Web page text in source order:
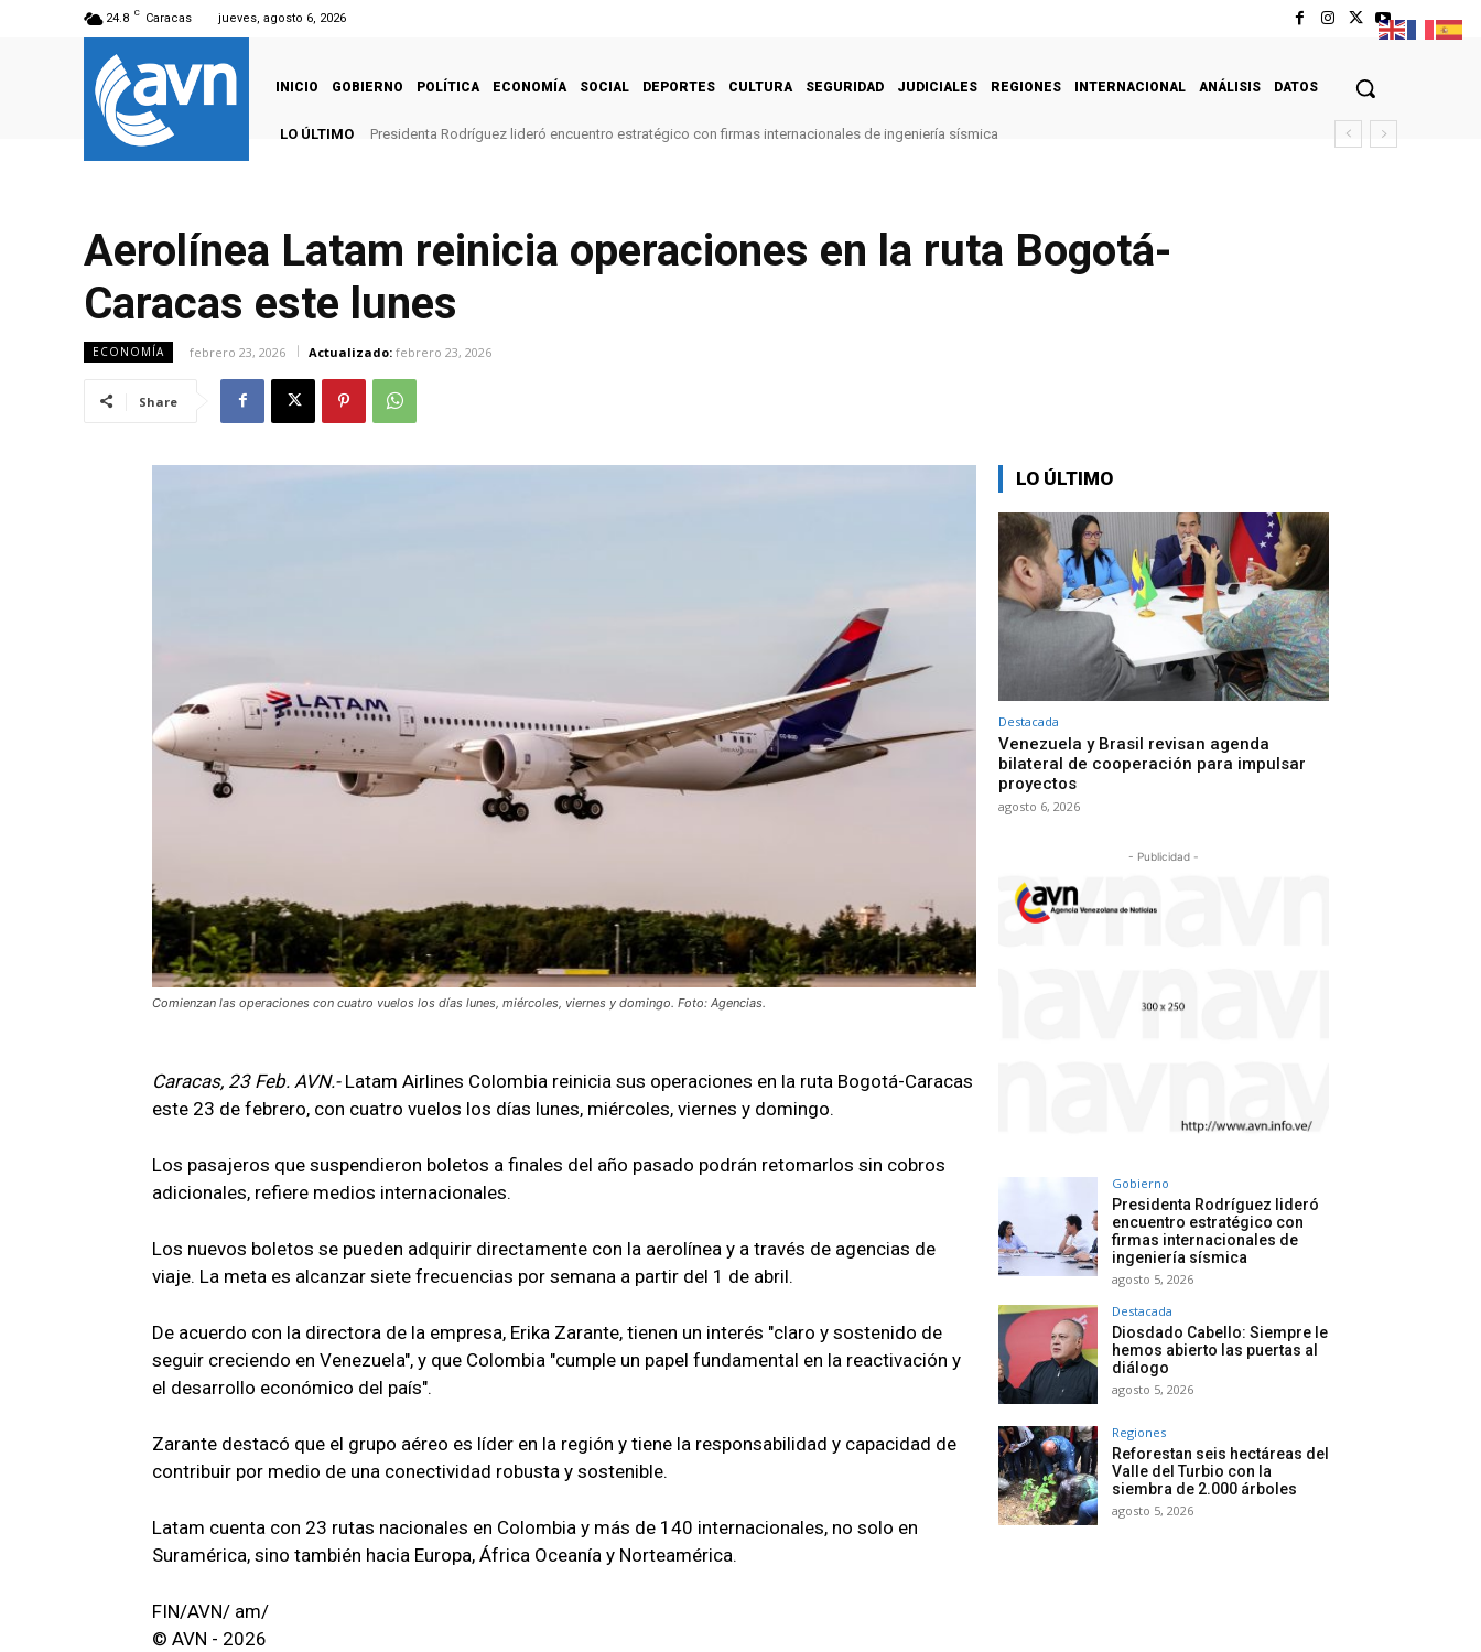
24.8 C Caracas jueves, agosto 6, 2026
INICIO GOBIERNO POLÍTICA ECONOMÍA SOCIAL DEPORTES CULTURA SEGURIDAD JUDICIALES REGIONES INTERNACIONAL ANÁLISIS DATOS
LO ÚLTIMO Presidenta Rodríguez lideró encuentro estratégico con firmas internacionales de ingeniería sísmica
Aerolínea Latam reinicia operaciones en la ruta Bogotá-
Caracas este lunes
ECONOMÍA febrero 23, 2026 Actualizado: febrero 23, 2026
Share
Comienzan las operaciones con cuatro vuelos los días lunes, miércoles, viernes y domingo. Foto: Agencias.
Caracas, 23 Feb. AVN.- Latam Airlines Colombia reinicia sus operaciones en la ruta Bogotá-Caracas
este 23 de febrero, con cuatro vuelos los días lunes, miércoles, viernes y domingo.
Los pasajeros que suspendieron boletos a finales del año pasado podrán retomarlos sin cobros
adicionales, refiere medios internacionales.
Los nuevos boletos se pueden adquirir directamente con la aerolínea y a través de agencias de
viaje. La meta es alcanzar siete frecuencias por semana a partir del 1 de abril.
De acuerdo con la directora de la empresa, Erika Zarante, tienen un interés "claro y sostenido de
seguir creciendo en Venezuela", y que Colombia "cumple un papel fundamental en la reactivación y
el desarrollo económico del país".
Zarante destacó que el grupo aéreo es líder en la región y tiene la responsabilidad y capacidad de
contribuir por medio de una conectividad robusta y sostenible.
Latam cuenta con 23 rutas nacionales en Colombia y más de 140 internacionales, no solo en
Suramérica, sino también hacia Europa, África Oceanía y Norteamérica.
FIN/AVN/ am/
© AVN - 2026
LO ÚLTIMO
Destacada
Venezuela y Brasil revisan agenda
bilateral de cooperación para impulsar
proyectos
agosto 6, 2026
- Publicidad -
Gobierno
Presidenta Rodríguez lideró
encuentro estratégico con
firmas internacionales de
ingeniería sísmica
agosto 5, 2026
Destacada
Diosdado Cabello: Siempre le
hemos abierto las puertas al
diálogo
agosto 5, 2026
Regiones
Reforestan seis hectáreas del
Valle del Turbio con la
siembra de 2.000 árboles
agosto 5, 2026